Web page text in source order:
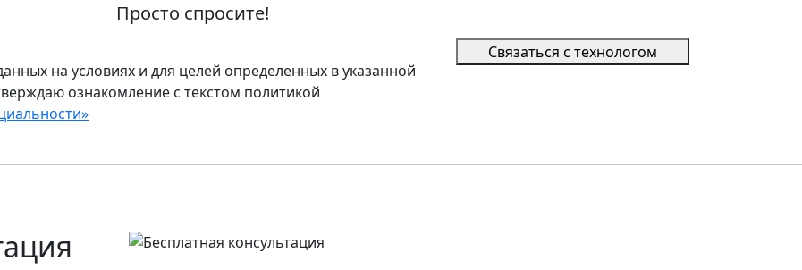
Просто спросите!
на условиях и для целей определенных в указанной
ознакомление с текстом политикой
Связаться с технологом